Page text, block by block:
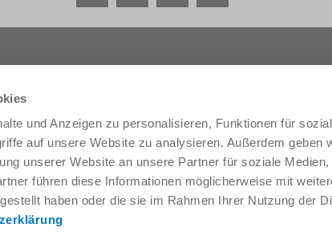
und Anzeigen zu personalisieren, Funktionen für
auf unsere Website zu analysieren. Außerdem geben
unserer Website an unsere Partner für soziale Medien,
führen diese Informationen möglicherweise mit
haben oder die sie im Rahmen Ihrer Nutzung der
& Kontakt
weltweit
Kontakt
Unternehmen
THE KNOW-HOW FACTORY
Historie
Produktionsstandorte
Messen & Events